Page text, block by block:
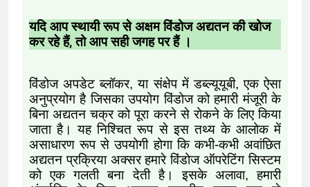
यदि आप स्थायी रूप से अक्षम विंडोज अद्यतन की खोज
कर रहे हैं, तो आप सही जगह पर हैं ।
विंडोज अपडेट ब्लॉकर, या संक्षेप में डब्ल्यूयूबी, एक ऐसा
अनुप्रयोग है जिसका उपयोग विंडोज को हमारी मंजूरी के
बिना अद्यतन चक्र को पूरा करने से रोकने के लिए किया
जाता है। यह निश्चित रूप से इस तथ्य के आलोक में
असाधारण रूप से उपयोगी होगा कि कभी-कभी अवांछित
अद्यतन प्रक्रिया अक्सर हमारे विंडोज ऑपरेटिंग सिस्टम
को एक गलती बना देती है। इसके अलावा, हमारी